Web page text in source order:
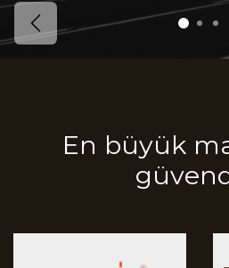
Previous
En büyük